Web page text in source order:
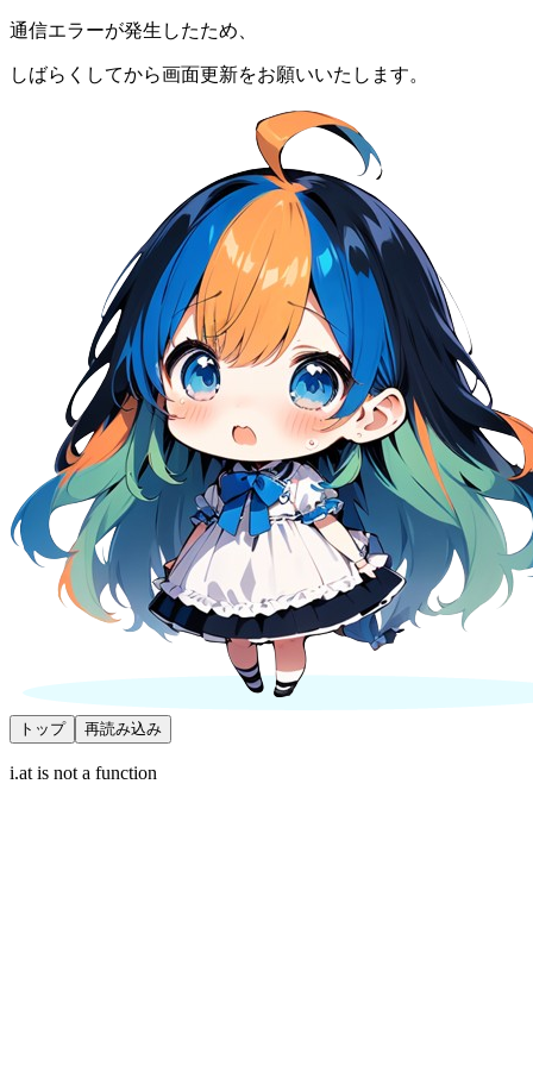
通信エラーが発生したため、
しばらくしてから画面更新をお願いいたします。
トップ 再読み込み
i.at is not a function